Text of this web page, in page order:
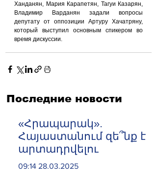
Ханданян, Мария Карапетян, Тагуи Казарян,
Владимир Варданян задали вопросы
депутату от оппозиции Артуру Хачатряну,
который выступил основным спикером во
время дискуссии.
Последние новости
«Հրապարակ».
Հայաստանում զե՞նք է
արտադրվելու
09:14 28.03.2025